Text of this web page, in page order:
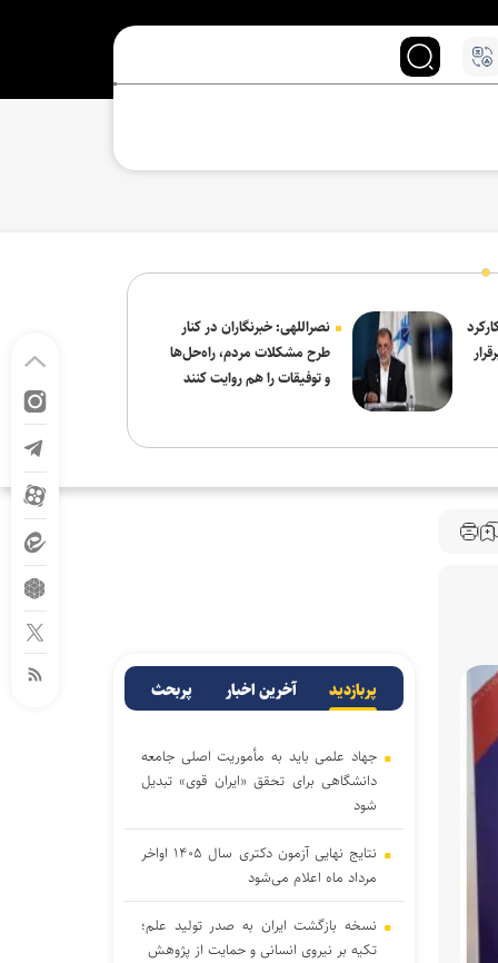
نصراللهی: خبرنگاران در کنار
طرح مشکلات مردم، راه‌حل‌ها
و توفیقات را هم روایت کنند
پربازدید آخرین اخبار پربحث
جهاد علمی باید به مأموریت اصلی جامعه
دانشگاهی برای تحقق «ایران قوی» تبدیل
شود
نتایج نهایی آزمون دکتری سال ۱۴۰۵ اواخر
مرداد ماه اعلام می‌شود
نسخه بازگشت ایران به صدر تولید علم؛
تکیه بر نیروی انسانی و حمایت از پژوهش